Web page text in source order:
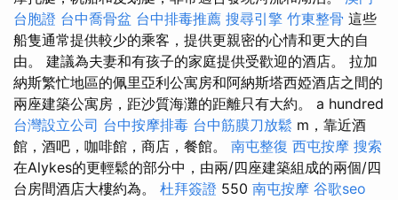
台胞證 台中喬骨盆 台中排毒推薦 搜尋引擎 竹東整骨 這些
船隻通常提供較少的乘客，提供更親密的心情和更大的自
由。 建議為夫妻和有孩子的家庭提供受歡迎的酒店。 拉加
納斯繁忙地區的佩里亞利公寓房和阿納斯塔西婭酒店之間的
兩座建築公寓房，距沙質海灘的距離只有大約。 a hundred
台灣設立公司 台中按摩排毒 台中筋膜刀放鬆 m，靠近酒
館，酒吧，咖啡館，商店，餐館。 南屯整復 西屯按摩 搜索
在Alykes的更輕鬆的部分中，由兩/四座建築組成的兩個/四
台房間酒店大樓約為。 杜拜簽證 550 南屯按摩 谷歌seo